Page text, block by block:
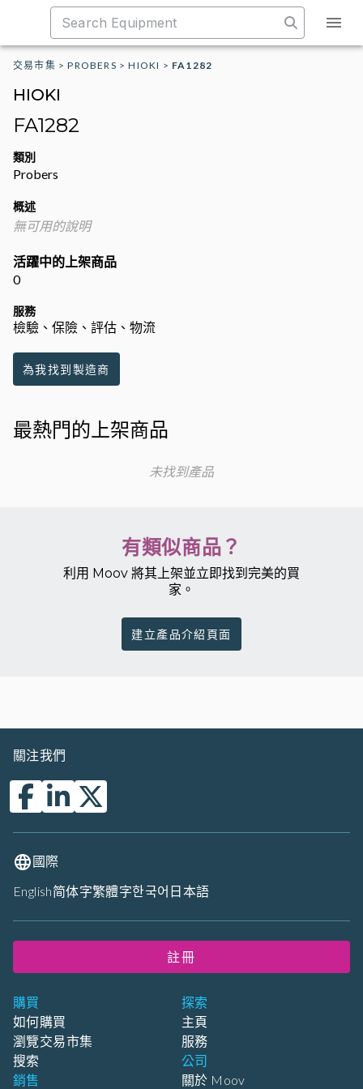
交易市集 >PROBERS >HIOKI > FA1282
HIOKI
FA1282
類別
Probers
概述
無可用的說明
活躍中的上架商品
0
服務
檢驗、保險、評估、物流
為我找到製造商
最熱門的上架商品
未找到產品
有類似商品？
利用 Moov 將其上架並立即找到完美的買
家。
建立產品介紹頁面
購買
如何購買
瀏覽交易市集
搜索
銷售
探索
主頁
服務
公司
關於 Moov
關注我們
國際
English简体字繁體字한국어 日本語
註冊